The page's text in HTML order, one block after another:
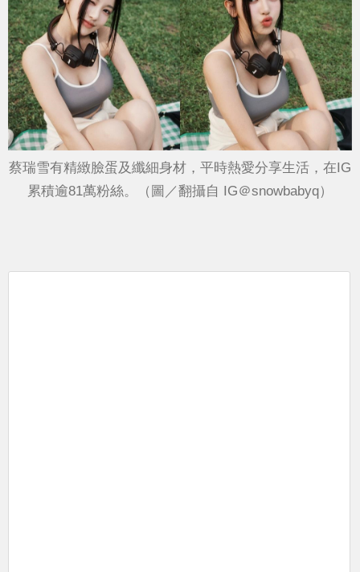
蔡瑞雪有精緻臉蛋及纖細身材，平時熱愛分享生活，在IG
累積逾81萬粉絲。（圖／翻攝自 IG＠snowbabyq）